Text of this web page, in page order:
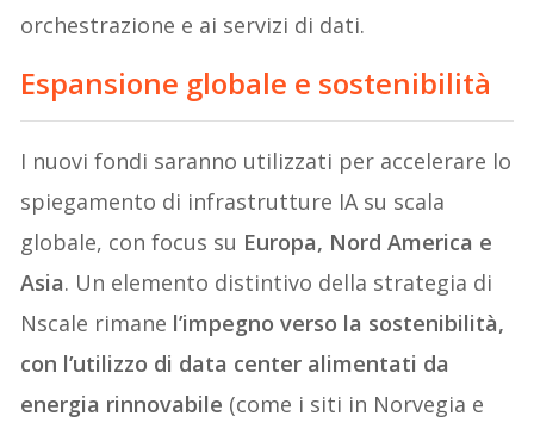
orchestrazione e ai servizi di dati.
Espansione globale e sostenibilità
I nuovi fondi saranno utilizzati per accelerare lo
spiegamento di infrastrutture IA su scala
globale, con focus su Europa, Nord America e
Asia. Un elemento distintivo della strategia di
Nscale rimane l’impegno verso la sostenibilità,
con l’utilizzo di data center alimentati da
energia rinnovabile (come i siti in Norvegia e